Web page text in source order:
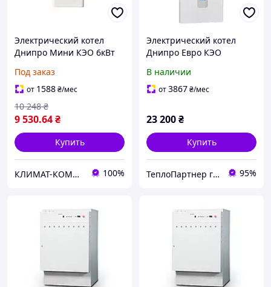
Электрический котел
Днипро Мини КЭО 6кВт
Под заказ
от 1588₴/мес
9 530.64₴
10 248 ₴
Купить
КЛИМАТ-КОМФОРТ 100%
Электрический котел
Днипро Евро КЭО
сенсорном управлении с
насосом
В наличии
от3867₴/мес
23 200₴
Купить
ТеплоПартнер группа компаний 95%